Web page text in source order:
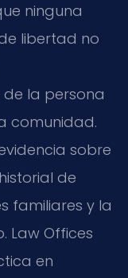
ninguna
libertad no
la persona
comunidad.
sobre
de
familiares y la
Law Offices
en